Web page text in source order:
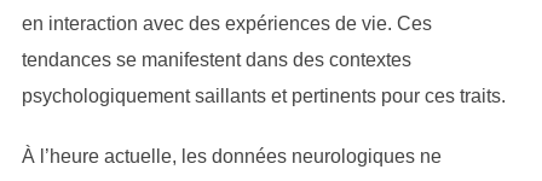
en interaction avec des expériences de vie. Ces
tendances se manifestent dans des contextes
psychologiquement saillants et pertinents pour ces traits.
À l’heure actuelle, les données neurologiques ne